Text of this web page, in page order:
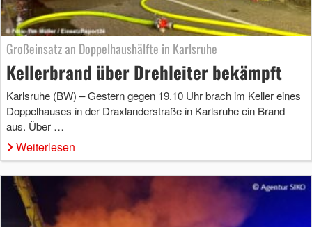
Großeinsatz an Doppelhaushälfte in Karlsruhe
Kellerbrand über Drehleiter bekämpft
Karlsruhe (BW) – Gestern gegen 19.10 Uhr brach im Keller eines
Doppelhauses in der Draxlanderstraße in Karlsruhe ein Brand
aus. Über …
Weiterlesen